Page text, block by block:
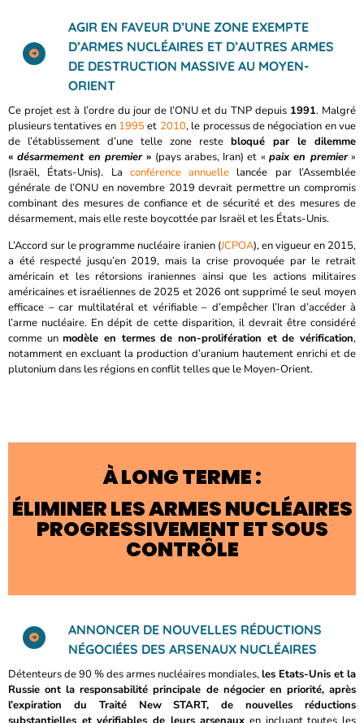
AGIR EN FAVEUR D’UNE ZONE EXEMPTE
D’ARMES NUCLÉAIRES ET D’AUTRES ARMES
DE DESTRUCTION MASSIVE AU MOYEN-
ORIENT
Ce projet est à l’ordre du jour de l’ONU et du TNP depuis 1991. Malgré
plusieurs tentatives en 1995et 2010, le processus de négociation en vue
de l’établissement d’une telle zone reste bloqué par le dilemme
«désarmement en premier» (pays arabes, Iran) et «paix en premier»
(Israël, États-Unis). La conférence annuelle lancée par l’Assemblée
générale de l’ONU en novembre 2019 devrait permettre un compromis
combinant des mesures de confiance et de sécurité et des mesures de
désarmement, mais elle reste boycottée par Israël et les États-Unis.
L’Accord sur le programme nucléaire iranien (JCPOA), en vigueur en 2015,
a été respecté jusqu’en 2019, mais la crise provoquée par le retrait
américain et les rétorsions iraniennes ainsi que les actions militaires
américaines et israéliennes de 2025 et 2026 ont supprimé le seul moyen
efficace – car multilatéral et vérifiable – d’empêcher l’Iran d’accéder à
l’arme nucléaire. En dépit de cette disparition, il devrait être considéré
comme unmodèle en termes de non-prolifération et de vérification,
notamment en excluant la production d’uranium hautement enrichi et de
plutonium dans les régions en conflit telles que le Moyen-Orient.
À LONG TERME :
ÉLIMINER LES ARMES NUCLÉAIRES
PROGRESSIVEMENT ET SOUS
CONTRÔLE
ANNONCER DE NOUVELLES RÉDUCTIONS
NÉGOCIÉES DES ARSENAUX NUCLÉAIRES
Détenteurs de 90 % des armes nucléaires mondiales,les Etats-Unis et la
Russie ont la responsabilité principale de négocier en priorité, après
l’expiration du Traité New START, de nouvelles réductions